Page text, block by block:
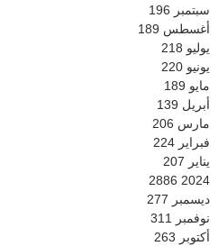
سبتمبر 196
أغسطس 189
يوليو 218
يونيو 220
مايو 189
أبريل 139
مارس 206
فبراير 224
يناير 207
2024
2886
ديسمبر 277
نوفمبر 311
أكتوبر 263